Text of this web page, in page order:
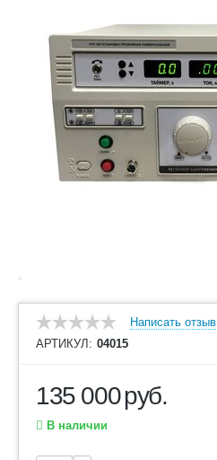
Написать отзыв
АРТИКУЛ: 04015
135 000руб.
В наличии